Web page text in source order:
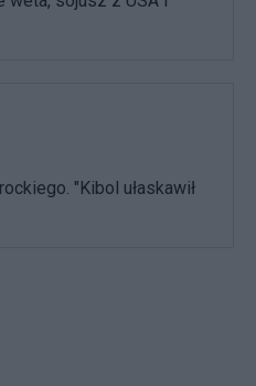
"Kibol ułaskawił